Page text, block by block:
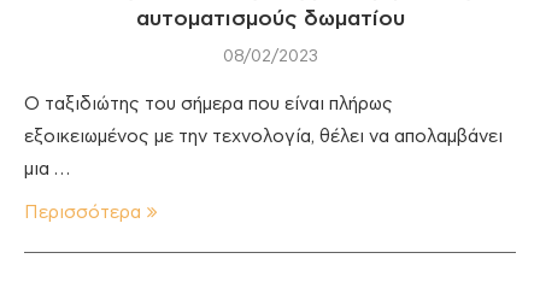
αυτοματισμούς δωματίου
08/02/2023
Ο ταξιδιώτης του σήμερα που είναι πλήρως
εξοικειωμένος με την τεχνολογία, θέλει να απολαμβάνει
μια …
Περισσότερα